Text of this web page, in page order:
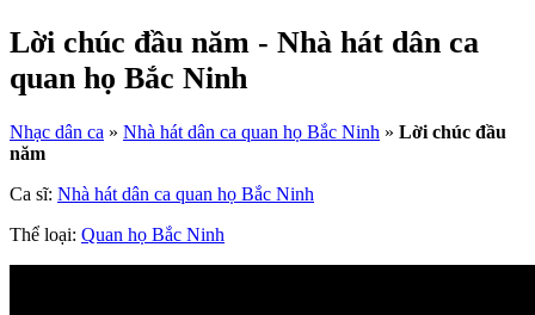
Lời chúc đầu năm - Nhà hát dân ca
quan họ Bắc Ninh
Nhạc dân ca » Nhà hát dân ca quan họ Bắc Ninh » Lời chúc đầu
năm
Ca sĩ: Nhà hát dân ca quan họ Bắc Ninh
Thể loại: Quan họ Bắc Ninh